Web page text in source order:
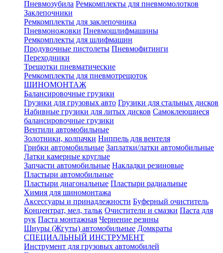
Пневмозубила Ремкомплекты для пневмомолотков
Заклепочники
Ремкомплекты для заклепочника
Пневмоножовки Пневмошлифмашины
Ремкомплекты для шлифмашин
Продувочные пистолеты Пневмофитинги
Переходники
Трещотки пневматические
Ремкомплекты для пневмотрещоток
ШИНОМОНТАЖ
Балансировочные грузики
Грузики для грузовых авто Грузики для стальных дисков
Набивные грузики для литых дисков Самоклеющиеся
балансировочные грузики
Вентили автомобильные
Золотники, колпачки Ниппель для вентеля
Грибки автомобильные Заплатки/латки автомобильные
Латки камерные круглые
Запчасти автомобильные Накладки резиновые
Пластыри автомобильные
Пластыри диагональные Пластыри радиальные
Химия для шиномонтажа
Аксессуары и принадлежности Буферный очиститель
Концентрат, мел, тальк Очистители и смазки Паста для
рук Паста монтажная Чернение резины
Шнуры (Жгуты) автомобильные Домкраты
СПЕЦИАЛЬНЫЙ ИНСТРУМЕНТ
Инструмент для грузовых автомобилей